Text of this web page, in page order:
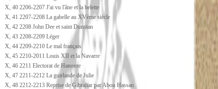
X, 40 2206-2207 J'ai vu l'âne et la belette
X, 41 2207-2208 La gabelle au XVème siècle
X, 42 2208 John Dee et saint Dunstan
X, 43 2208-2209 Léger
X, 44 2209-2210 Le mal français
X, 45 2210-2011 Louis XII et la Navarre
X, 46 2211 Electorat de Hanovre
X, 47 2211-2212 La guirlande de Julie
X, 48 2212-2213 Reprise de Gibraltar par Abou Hassan